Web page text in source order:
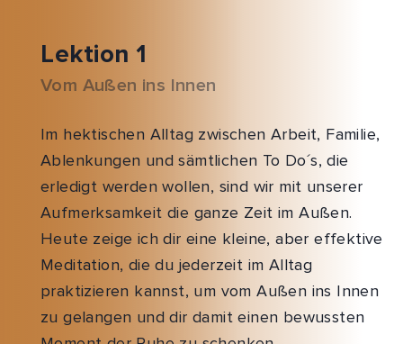
Lektion 1
Vom Außen ins Innen
Im hektischen Alltag zwischen Arbeit, Familie,
Ablenkungen und sämtlichen To Do´s, die
erledigt werden wollen, sind wir mit unserer
Aufmerksamkeit die ganze Zeit im Außen.
Heute zeige ich dir eine kleine, aber effektive
Meditation, die du jederzeit im Alltag
praktizieren kannst, um vom Außen ins Innen
zu gelangen und dir damit einen bewussten